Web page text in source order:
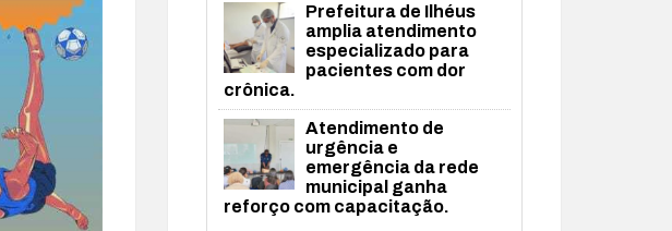
Prefeitura de Ilhéus
amplia atendimento
especializado para
pacientes com dor
crônica.
Atendimento de
urgência e
emergência da rede
municipal ganha
reforço com capacitação.